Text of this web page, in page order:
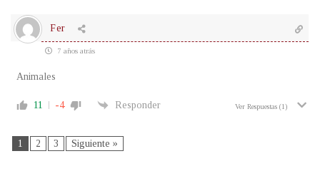
Fer
7 años atrás
Animales
11 -4 Responder Ver Respuestas (1)
1 2 3 Siguiente »